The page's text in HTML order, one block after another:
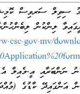
ފޯމު ސިވިލް ސަރވިސް
ލިންކުން
ނަންބަރާއި އީ-މެއިލް
އަންގައިދޭ ކާޑުގެ